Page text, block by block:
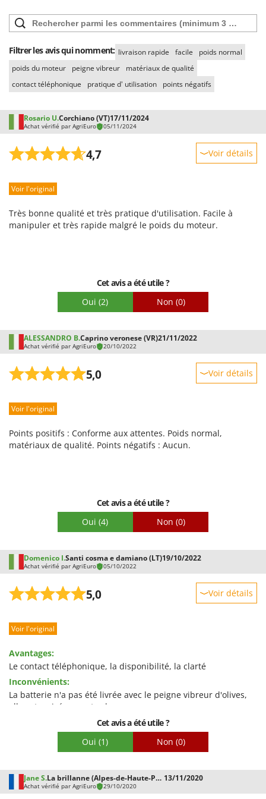
Filtrer les avis qui nomment: livraison rapide facile
poids normal
poids du moteur
peigne vibreur
matériaux de qualité
contact téléphonique
pratique d' utilisation points négatifs
Rosario U.Corchiano (VT)17/11/2024
Achat vérifié par AgriEuro 05/11/2024
4,7 Voir détails
Prestations
Qualité / Prix
Voir l'original
Très bonne qualité et très pratique d'utilisation. Facile à
manipuler et très rapide malgré le poids du moteur.
Cet avis a été utile ?
Oui (2) Non (0)
ALESSANDRO B.Caprino veronese (VR)21/11/2022
Achat vérifié par AgriEuro 20/10/2022
5,0 Voir détails
Prestations
Qualité / Prix
Voir l'original
Points positifs : Conforme aux attentes. Poids normal,
matériaux de qualité. Points négatifs : Aucun.
Cet avis a été utile ?
Oui (4) Non (0)
Domenico I.Santi cosma e damiano (LT)19/10/2022
Achat vérifié par AgriEuro 05/10/2022
5,0 Voir détails
Prestations
Qualité / Prix
Facilité de montage
Emballage
Voir l'original
Avantages:
Le contact téléphonique, la disponibilité, la clarté
Inconvénients:
La batterie n'a pas été livrée avec le peigne vibreur d'olives,
elle est arrivée en retard
Cet avis a été utile ?
Oui (1) Non (0)
Jane S. La brillanne (Alpes-de-Haute-Provence) 13/11/2020
Achat vérifié par AgriEuro 29/10/2020